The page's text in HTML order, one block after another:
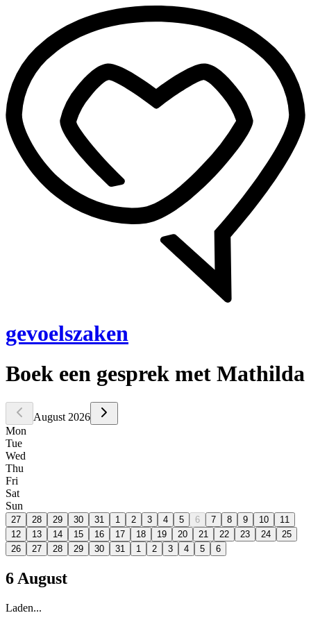
gevoelszaken
Boek een gesprek met Mathilda
August 2026
Mon
Tue
Wed
Thu
Fri
Sat
Sun
27 28 29 30 31 1 2 3 4 5 6 7 8 9 10
11
12
13 14 15 16 17 18 19 20 21 22 23 24
25
26
27 28 29 30 31 1 2 3 4 5 6
6 August
Laden...